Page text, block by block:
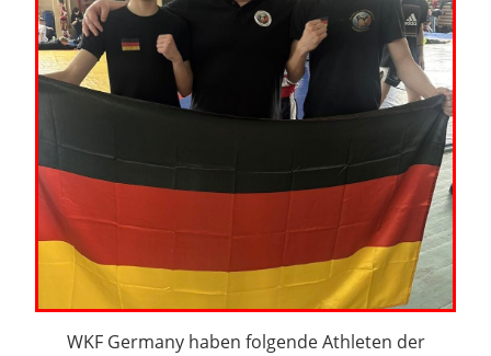
WKF Germany haben folgende Athleten der